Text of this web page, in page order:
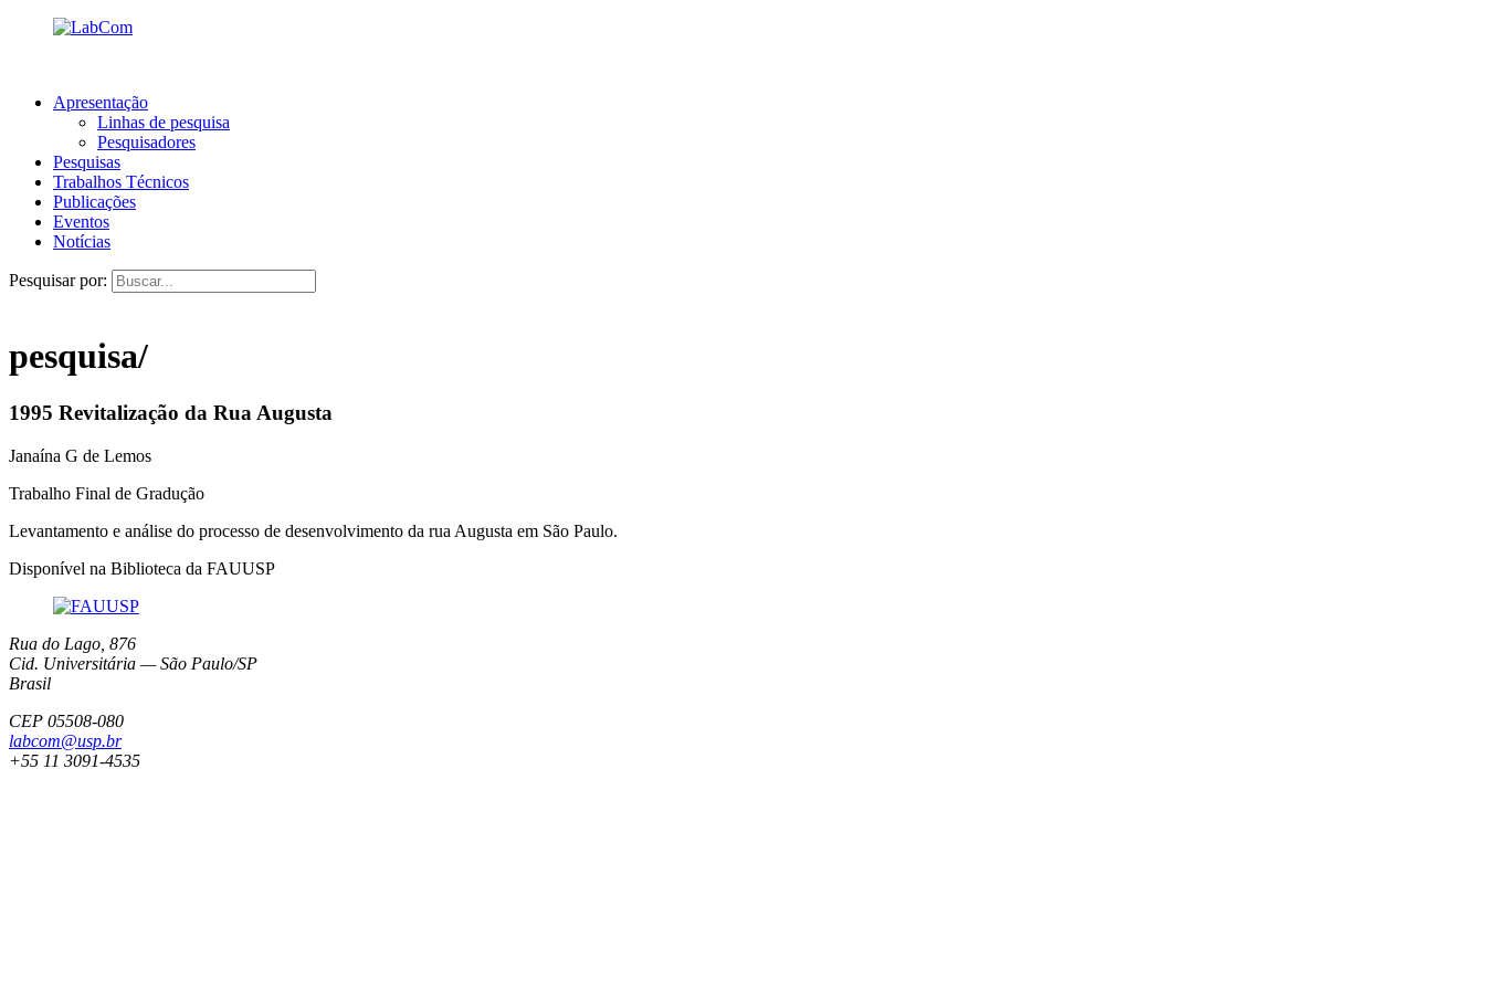
Apresentação
Linhas de pesquisa
Pesquisadores
Pesquisas
Trabalhos Técnicos
Publicações
Eventos
Notícias
Pesquisar por:
pesquisa/
1995 Revitalização da Rua Augusta
Janaína G de Lemos
Trabalho Final de Gradução
Levantamento e análise do processo de desenvolvimento da rua Augusta em São Paulo.
Disponível na Biblioteca da FAUUSP
Rua do Lago, 876
Cid. Universitária — São Paulo/SP
Brasil
CEP 05508-080
labcom@usp.br
+55 11 3091-4535